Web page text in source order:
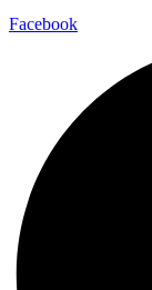
Facebook